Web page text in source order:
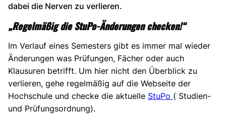
dabei die Nerven zu verlieren.
„Regelmäßig die StuPo-Änderungen checken!“
Im Verlauf eines Semesters gibt es immer mal wieder
Änderungen was Prüfungen, Fächer oder auch
Klausuren betrifft. Um hier nicht den Überblick zu
verlieren, gehe regelmäßig auf die Webseite der
Hochschule und checke die aktuelle StuPo ( Studien-
und Prüfungsordnung).